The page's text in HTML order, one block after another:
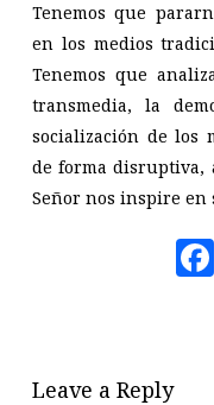
Tenemos que
en los medios
Tenemos que
transmedia, la
socialización de los
de forma disruptiva,
Señor nos inspire
Leave a Reply